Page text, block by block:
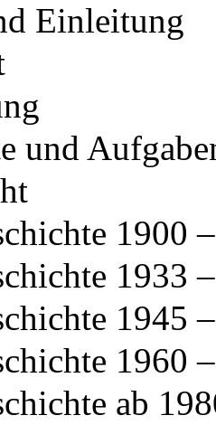
Einleitung
und
1900
1933
1945
1960
ab